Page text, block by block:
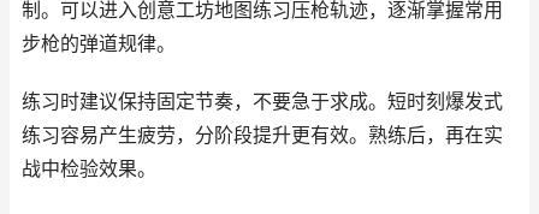
制。可以进入创意工坊地图练习压枪轨迹，逐渐掌握常用
步枪的弹道规律。
练习时建议保持固定节奏，不要急于求成。短时刻爆发式
练习容易产生疲劳，分阶段提升更有效。熟练后，再在实
战中检验效果。